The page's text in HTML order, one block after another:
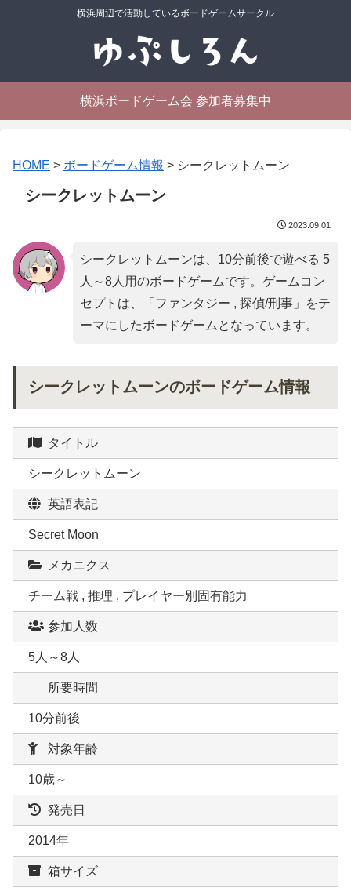
横浜周辺で活動しているボードゲームサークル
横浜ボードゲーム会 参加者募集中
HOME > ボードゲーム情報 > シークレットムーン
シークレットムーン
2023.09.01
シークレットムーンは、10分前後で遊べる 5
人～8人用のボードゲームです。ゲームコン
セプトは、「 ファンタジー , 探偵/刑事」をテ
ーマにしたボードゲームとなっています。
シークレットムーンのボードゲーム情報
タイトル
シークレットムーン
英語表記
Secret Moon
メカニクス
チーム戦 , 推理 , プレイヤー別固有能力
参加人数
5人～8人
所要時間
10分前後
対象年齢
10歳～
発売日
2014年
箱サイズ